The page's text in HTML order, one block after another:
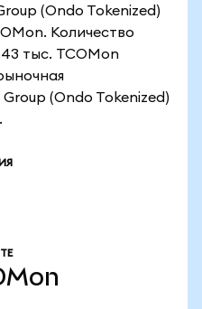
(Ondo Tokenized)
Количество
тыс. TCOMon
(Ondo Tokenized)